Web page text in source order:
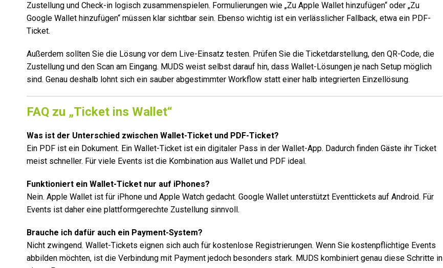
Zustellung und Check-in logisch zusammenspielen. Formulierungen wie „Zu Apple Wallet hinzufügen“ oder „Zu
Google Wallet hinzufügen“ müssen klar sichtbar sein. Ebenso wichtig ist ein verlässlicher Fallback, etwa ein PDF-
Ticket.
Außerdem sollten Sie die Lösung vor dem Live-Einsatz testen. Prüfen Sie die Ticketdarstellung, den QR-Code, die
Zustellung und den Scan am Eingang. MUDS weist selbst darauf hin, dass Wallet-Lösungen je nach Setup möglich
sind. Genau deshalb lohnt sich ein sauber abgestimmter Workflow statt einer halb integrierten Einzellösung.
FAQ zu „Ticket ins Wallet“
Was ist der Unterschied zwischen Wallet-Ticket und PDF-Ticket?
Ein PDF ist ein Dokument. Ein Wallet-Ticket ist ein digitaler Pass in der Wallet-App. Dadurch finden Gäste ihr Ticket
meist schneller. Für viele Events ist die Kombination aus Wallet und PDF ideal.
Funktioniert ein Wallet-Ticket nur auf iPhones?
Nein. Apple Wallet ist für iPhone und Apple Watch gedacht. Google Wallet unterstützt Eventtickets auf Android. Für
Events ist daher eine plattformgerechte Zustellung sinnvoll.
Brauche ich dafür auch ein Payment-System?
Nicht zwingend. Wallet-Tickets eignen sich auch für kostenlose Registrierungen. Wenn Sie kostenpflichtige Events
abbilden möchten, ist die Verbindung mit Payment jedoch besonders stark. MUDS kombiniert genau diese Schritte in